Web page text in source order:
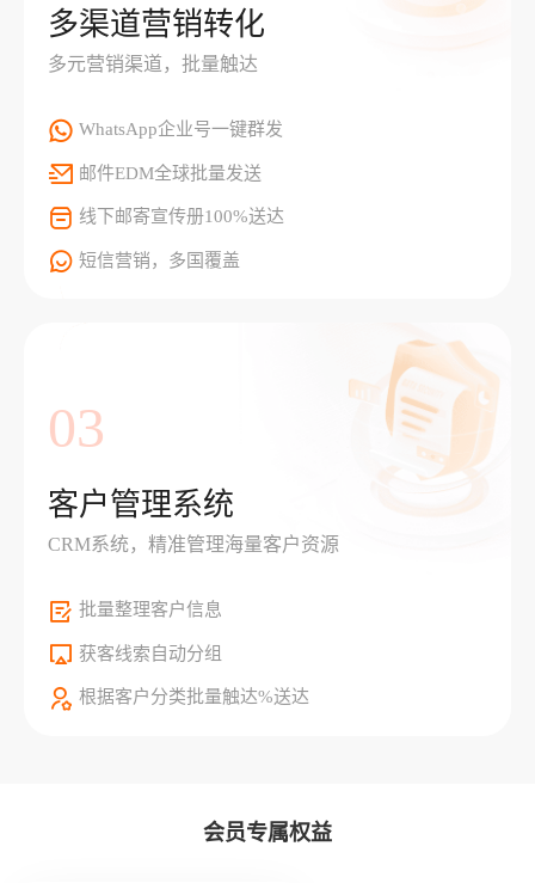
多渠道营销转化
多元营销渠道，批量触达
WhatsApp企业号一键群发
邮件EDM全球批量发送
线下邮寄宣传册100%送达
短信营销，多国覆盖
03
客户管理系统
CRM系统，精准管理海量客户资源
批量整理客户信息
获客线索自动分组
根据客户分类批量触达%送达
会员专属权益